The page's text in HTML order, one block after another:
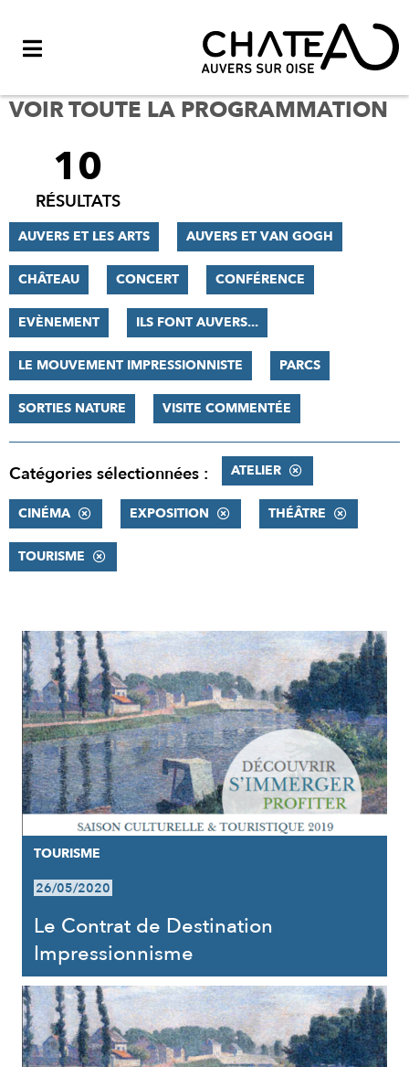
VOIR TOUTE LA PROGRAMMATION
FILTRER
RÉSULTATS
10
RÉSULTATS
AUVERS ET LES ARTS AUVERS ET VAN GOGH
CHÂTEAU CONCERT CONFÉRENCE
EVÈNEMENT ILS FONT AUVERS...
LE MOUVEMENT IMPRESSIONNISTE PARCS
SORTIES NATURE VISITE COMMENTÉE
Catégories sélectionnées : ATELIER
CINÉMA EXPOSITION THÉÂTRE
TOURISME
RÉSULTATS
TOURISME
26/05/2020
Le Contrat de Destination
Impressionnisme